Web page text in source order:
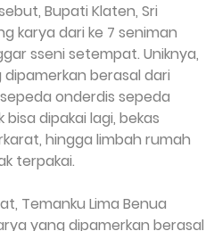
Bupati Klaten, Sri
karya dari ke 7 seniman
sseni setempat. Uniknya,
berasal dari
onderdis sepeda
dipakai lagi, bekas
hingga limbah rumah
terpakai.
Temanku Lima Benua
yang dipamerkan berasal